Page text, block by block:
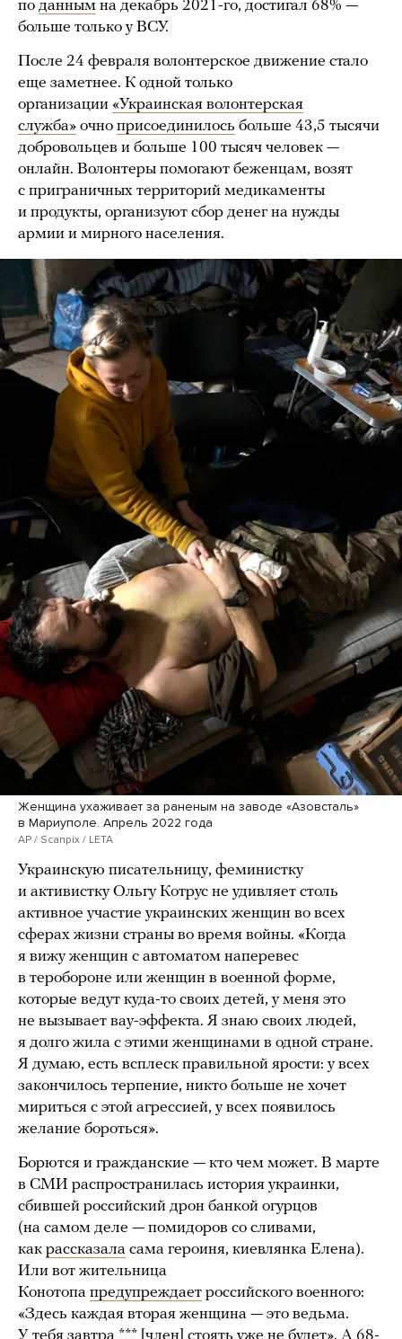
по данным на декабрь 2021-го, достигал 68% —
больше только у ВСУ.
После 24 февраля волонтерское движение стало
еще заметнее. К одной только
организации «Украинская волонтерская
служба» очно присоединилось больше 43,5 тысячи
добровольцев и больше 100 тысяч человек —
онлайн. Волонтеры помогают беженцам, возят
с приграничных территорий медикаменты
и продукты, организуют сбор денег на нужды
армии и мирного населения.
Женщина ухаживает за раненым на заводе «Азовсталь»
в Мариуполе. Апрель 2022 года
AP / Scanpix / LETA
Украинскую писательницу, феминистку
и активистку Ольгу Котрус не удивляет столь
активное участие украинских женщин во всех
сферах жизни страны во время войны. «Когда
я вижу женщин с автоматом наперевес
в теробороне или женщин в военной форме,
которые ведут куда-то своих детей, у меня это
не вызывает вау-эффекта. Я знаю своих людей,
я долго жила с этими женщинами в одной стране.
Я думаю, есть всплеск правильной ярости: у всех
закончилось терпение, никто больше не хочет
мириться с этой агрессией, у всех появилось
желание бороться».
Борются и гражданские — кто чем может. В марте
в СМИ распространилась история украинки,
сбившей российский дрон банкой огурцов
(на самом деле — помидоров со сливами,
как рассказала сама героиня, киевлянка Елена).
Или вот жительница
Конотопа предупреждает российского военного:
«Здесь каждая вторая женщина — это ведьма.